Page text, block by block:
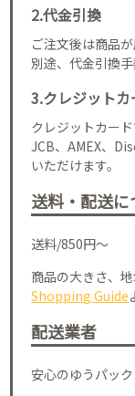
2.代金引換
ご注文後は商品
別途、代金引換
3.クレジット
クレジットカード
JCB、AMEX、
いただけます。
送料・配送に
送料/850円～
商品の大きさ、
Shopping Guide
配送業者
安心のゆうパック